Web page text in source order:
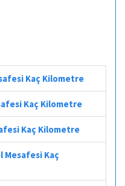
Kaç Kilometre
Kaç Kilometre
Kaç Kilometre
Mesafesi Kaç